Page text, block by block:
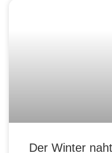
Der Winter